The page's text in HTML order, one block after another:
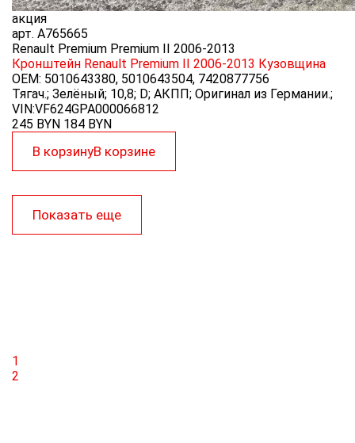
акция
арт. A765665
Renault Premium Premium II 2006-2013
Кронштейн Renault Premium II 2006-2013 Кузовщина
OEM: 5010643380, 5010643504, 7420877756
Тягач.; Зелёный; 10,8; D; АКПП; Оригинал из Германии.;
VIN:VF624GPA000066812
245 BYN 184 BYN
В корзинуВ корзине
Показать еще
1
2